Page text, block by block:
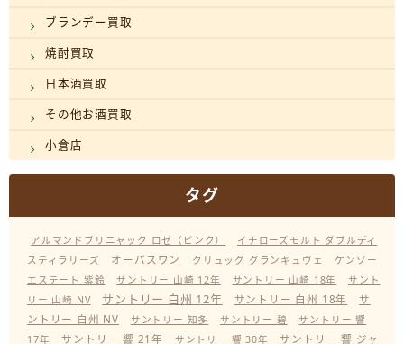
ブランデー買取
焼酎買取
日本酒買取
その他お酒買取
小倉店
タグ
アルマンドブリニャック ロゼ（ピンク）
イチローズモルト ダブルディ
スティラリーズ
オーパスワン クリュッグ グランキュヴェ
ケンゾー
エステート 紫鈴
サントリー 山崎 12年 サントリー 山崎 18年
サント
リー 山崎 NV
サントリー 白州 12年 サントリー 白州 18年
サ
ントリー 白州 NV
サントリー 知多 サントリー 碧
サントリー 響
17年
サントリー 響 21年 サントリー 響 30年
サントリー 響 ジャ